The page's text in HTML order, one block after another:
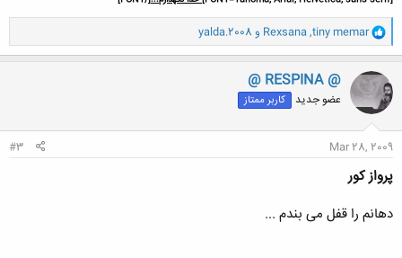
و
ا
ک
ن
ش
ه
ا
tiny memar
,
Rexsana و yalda.2008
@ RESPINA @
عضو جدید کاربر ممتاز
Mar 28, 2009
#3
پرواز کور
دهانم را قفل می بندم ...